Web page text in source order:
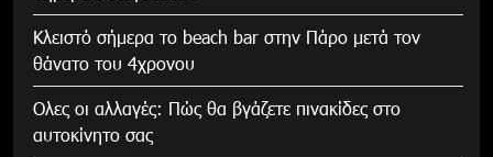
Κλειστό σήμερα το beach bar στην Πάρο μετά τον
θάνατο του 4χρονου
Ολες οι αλλαγές: Πώς θα βγάζετε πινακίδες στο
αυτοκίνητο σας